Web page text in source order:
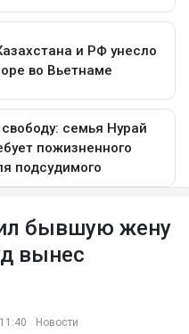
бывшую жену
вынес
Новости